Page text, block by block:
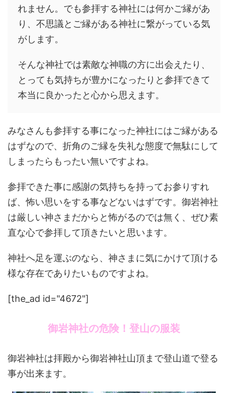
れません。でも参拝する神社には何かご縁があ
り、不思議とご縁がある神社に繋がっている気
がします。
そんな神社では素敵な神職の方に出会えたり、
とっても気持ちが豊かになったりと参拝できて
本当に良かったと心から思えます。
みなさんも参拝する事になった神社にはご縁がある
はずなので、折角のご縁を失礼な態度で無駄にして
しまったらもったい無いですよね。
参拝できた事に感謝の気持ちを持ってお参りすれ
ば、怖い思いをする事などないはずです。御岩神社
は厳しい神さまだからと怖がるのでは無く、ぜひ素
直な心で参拝して頂きたいと思います。
神社へ足を運ぶのなら、神さまに気にかけて頂ける
様な存在でありたいものですよね。
[the_ad id="4672"]
御岩神社の危険！登山の服装
御岩神社は拝殿から御岩神社山頂まで登山道で登る
事が出来ます。